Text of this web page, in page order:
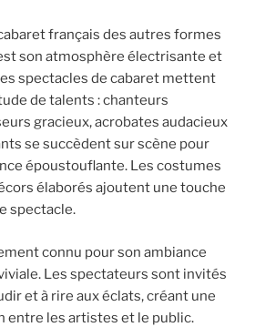
français des autres formes
son atmosphère électrisante et
spectacles de cabaret mettent
de talents : chanteurs
gracieux, acrobates audacieux
se succèdent sur scène pour
époustouflante. Les costumes
élaborés ajoutent une touche
spectacle.
connu pour son ambiance
Les spectateurs sont invités
et à rire aux éclats, créant une
entre les artistes et le public.